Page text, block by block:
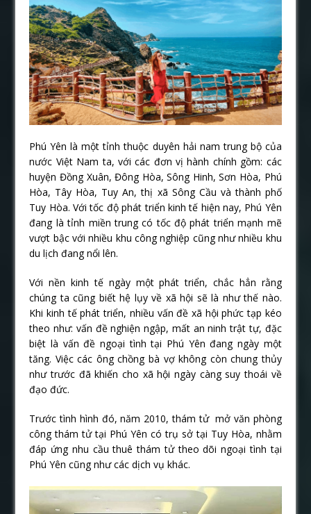
Phú Yên là một tỉnh thuộc duyên hải nam trung bộ của
nước Việt Nam ta, với các đơn vị hành chính gồm: các
huyện Đồng Xuân, Đông Hòa, Sông Hinh, Sơn Hòa, Phú
Hòa, Tây Hòa, Tuy An, thị xã Sông Cầu và thành phố
Tuy Hòa. Với tốc độ phát triển kinh tế hiện nay, Phú Yên
đang là tỉnh miền trung có tốc độ phát triển mạnh mẽ
vượt bậc với nhiều khu công nghiệp cũng như nhiều khu
du lịch đang nổi lên.
Với nền kinh tế ngày một phát triển, chắc hẳn rằng
chúng ta cũng biết hệ lụy về xã hội sẽ là như thế nào.
Khi kinh tế phát triển, nhiều vấn đề xã hội phức tạp kéo
theo như: vấn đề nghiện ngập, mất an ninh trật tự, đặc
biệt là vấn đề ngoại tình tại Phú Yên đang ngày một
tăng. Việc các ông chồng bà vợ không còn chung thủy
như trước đã khiến cho xã hội ngày càng suy thoái về
đạo đức.
Trước tình hình đó, năm 2010, thám tử mở văn phòng
công thám tử tại Phú Yên có trụ sở tại Tuy Hòa, nhằm
đáp ứng nhu cầu thuê thám tử theo dõi ngoại tình tại
Phú Yên cũng như các dịch vụ khác.